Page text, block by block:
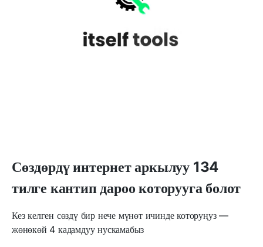
Сөздөрдү интернет аркылуу 134
тилге кантип дароо которууга болот
Кез келген сөздү бир нече мүнөт ичинде которуңуз —
жөнөкөй 4 кадамдуу нускамабыз